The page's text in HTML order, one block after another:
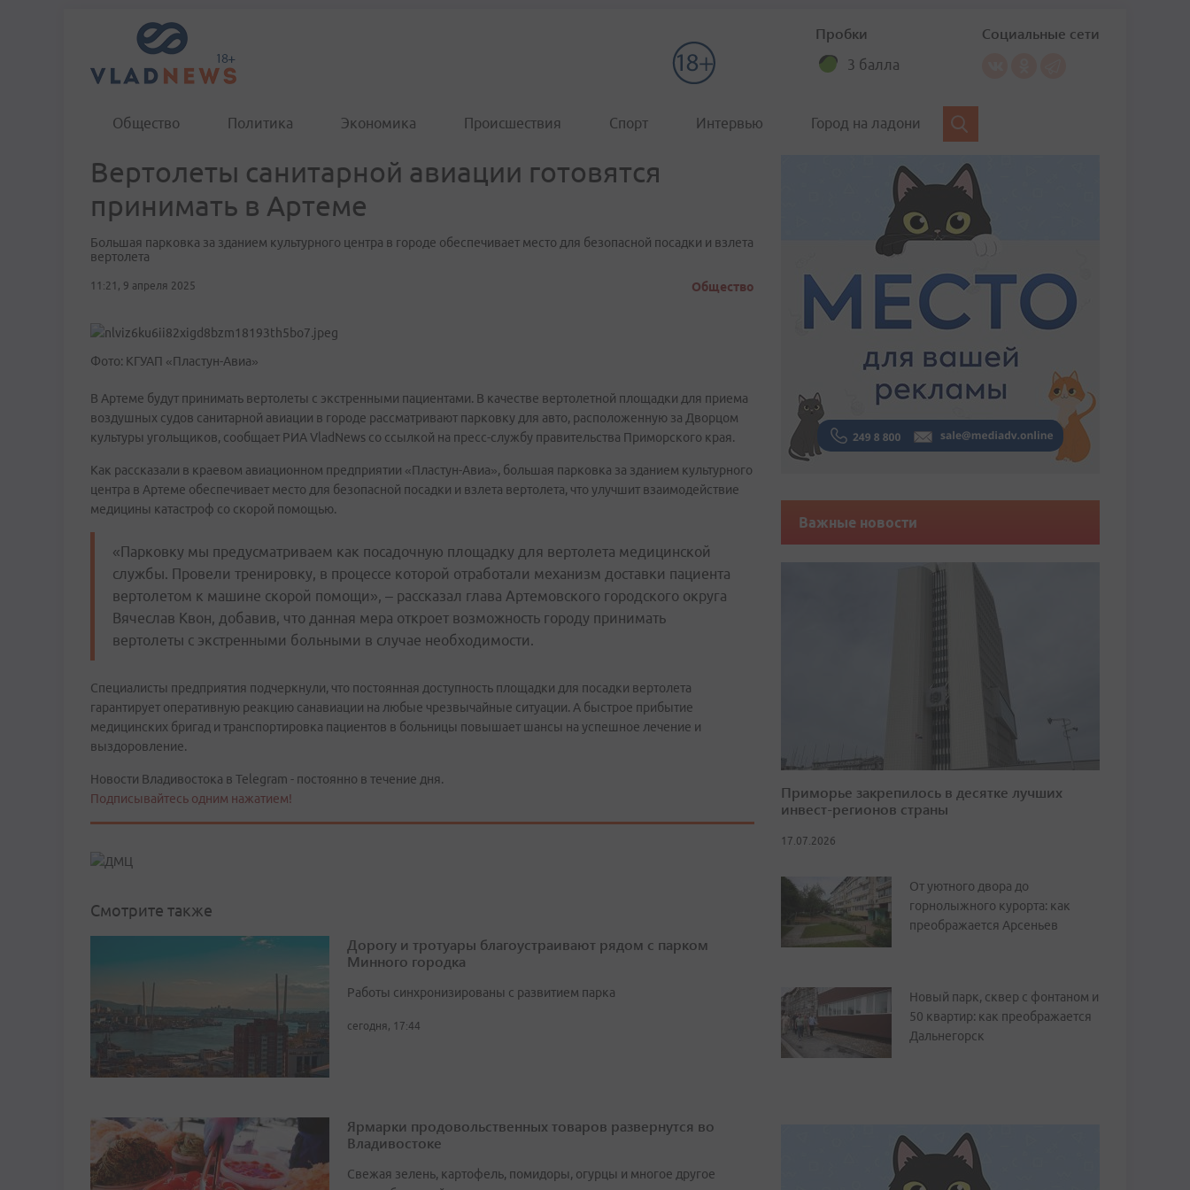
Пробки
3 балла
Социальные сети
Общество Политика Экономика Происшествия Спорт Интервью Город на ладони
Вертолеты санитарной авиации готовятся
принимать в Артеме
Большая парковка за зданием культурного центра в городе обеспечивает место для безопасной посадки и взлета
вертолета
11:21, 9 апреля 2025 Общество
Фото: КГУАП «Пластун-Авиа»
В Артеме будут принимать вертолеты с экстренными пациентами. В качестве вертолетной площадки для приема
воздушных судов санитарной авиации в городе рассматривают парковку для авто, расположенную за Дворцом
культуры угольщиков, сообщает РИА VladNews со ссылкой на пресс-службу правительства Приморского края.
Как рассказали в краевом авиационном предприятии «Пластун-Авиа», большая парковка за зданием культурного
центра в Артеме обеспечивает место для безопасной посадки и взлета вертолета, что улучшит взаимодействие
медицины катастроф со скорой помощью.
«Парковку мы предусматриваем как посадочную площадку для вертолета медицинской
службы. Провели тренировку, в процессе которой отработали механизм доставки пациента
вертолетом к машине скорой помощи», – рассказал глава Артемовского городского округа
Вячеслав Квон, добавив, что данная мера откроет возможность городу принимать
вертолеты с экстренными больными в случае необходимости.
Специалисты предприятия подчеркнули, что постоянная доступность площадки для посадки вертолета
гарантирует оперативную реакцию санавиации на любые чрезвычайные ситуации. А быстрое прибытие
медицинских бригад и транспортировка пациентов в больницы повышает шансы на успешное лечение и
выздоровление.
Новости Владивостока в Telegram - постоянно в течение дня.
Подписывайтесь одним нажатием!
Смотрите также
Дорогу и тротуары благоустраивают рядом с парком
Минного городка
Работы синхронизированы с развитием парка
сегодня, 17:44
Ярмарки продовольственных товаров развернутся во
Владивостоке
Свежая зелень, картофель, помидоры, огурцы и многое другое
Важные новости
Приморье закрепилось в десятке лучших
инвест-регионов страны
17.07.2026
От уютного двора до
горнолыжного курорта: как
преображается Арсеньев
Новый парк, сквер с фонтаном и
50 квартир: как преображается
Дальнегорск